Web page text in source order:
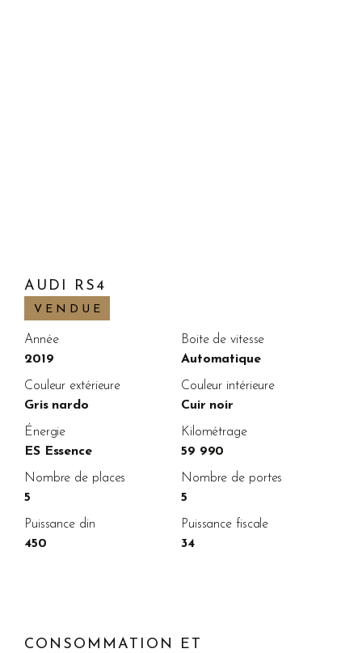
AUDI RS4
VENDUE
Année
2019
Boite de vitesse
Automatique
Couleur extérieure
Gris nardo
Couleur intérieure
Cuir noir
Énergie
ES Essence
Kilométrage
59 990
Nombre de places
5
Nombre de portes
5
Puissance din
450
Puissance fiscale
34
CONSOMMATION ET